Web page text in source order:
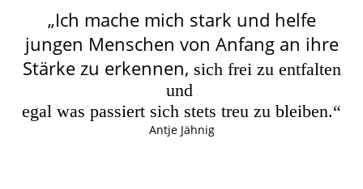
„Ich mache mich stark und helfe
jungen Menschen von Anfang an ihre
Stärke zu erkennen, sich frei zu entfalten
und
egal was passiert sich stets treu zu bleiben.“
Antje Jähnig